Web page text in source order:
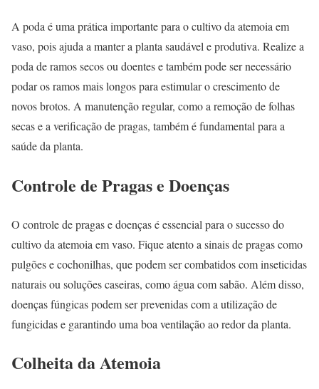
A poda é uma prática importante para o cultivo da atemoia em
vaso, pois ajuda a manter a planta saudável e produtiva. Realize a
poda de ramos secos ou doentes e também pode ser necessário
podar os ramos mais longos para estimular o crescimento de
novos brotos. A manutenção regular, como a remoção de folhas
secas e a verificação de pragas, também é fundamental para a
saúde da planta.
Controle de Pragas e Doenças
O controle de pragas e doenças é essencial para o sucesso do
cultivo da atemoia em vaso. Fique atento a sinais de pragas como
pulgões e cochonilhas, que podem ser combatidos com inseticidas
naturais ou soluções caseiras, como água com sabão. Além disso,
doenças fúngicas podem ser prevenidas com a utilização de
fungicidas e garantindo uma boa ventilação ao redor da planta.
Colheita da Atemoia